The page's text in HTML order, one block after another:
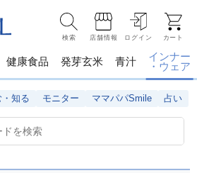
検索 店舗情報 ログイン カート
健康食品 発芽玄米 青汁
インナー
・ウェア
知る モニター ママパパSmile 占い